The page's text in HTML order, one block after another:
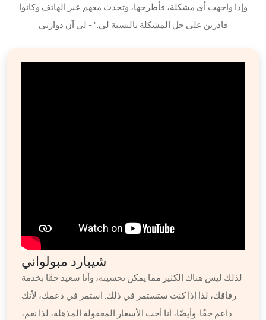
وإذا واجهت أي مشكلة، فأطرحها، وتحدث معهم عبر الهاتف وكانوا
قادرين على حل المشكلة بالنسبة لي." - لي آن دوارتي
شيبارد مبولواني
لذلك ليس هناك الكثير مما يمكن تحسينه، وأنا سعيد حقًا بخدمة
رفاقك، لذا إذا كنت ستستمر في ذلك. استمر في دعمك، لأنك
داعم حقًا. وأيضًا، أنا أحب الأسعار المعقولة المذهلة، لذا نعم،